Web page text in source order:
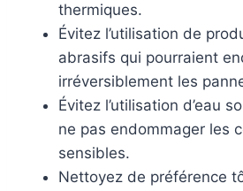
thermiques.
Évitez l’utilisation de
abrasifs qui pourraient
irréversiblement les
Évitez l’utilisation d’eau
ne pas endommager les
sensibles.
Nettoyez de préférence